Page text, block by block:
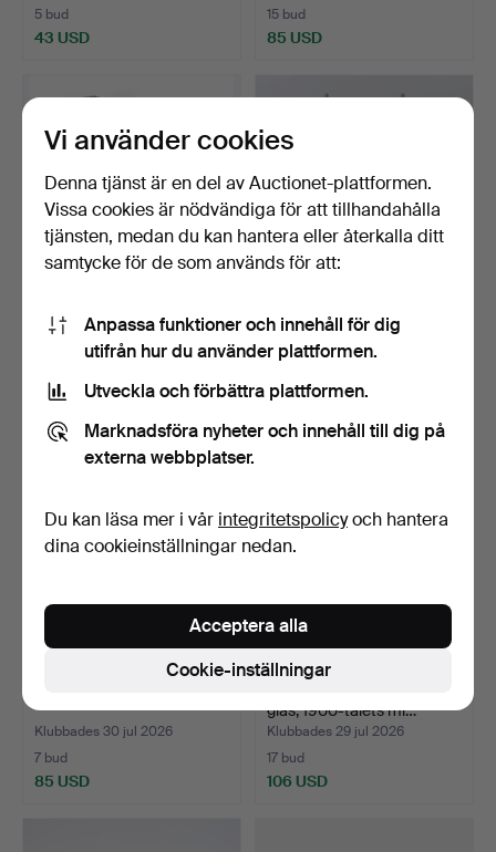
5 bud
43 USD
15 bud
85 USD
VAGNSLYKTOR, 2 st,
bemålad metall, fasetts…
Klubbades 30 jul 2026
1 bud
PAR MODERNA
Klubbades 30 jul 2026
25 bud
Klubbades 30 jul 2026
7 bud
85 USD
glas, 1900-talets mi…
Klubbades 29 jul 2026
17 bud
106 USD
Vi använder cookies
Denna tjänst är en del av Auctionet-plattformen.
Vissa cookies är nödvändiga för att tillhandahålla
tjänsten, medan du kan hantera eller återkalla ditt
samtycke för de som används för att:
Anpassa funktioner och innehåll för dig
utifrån hur du använder plattformen.
Utveckla och förbättra plattformen.
Marknadsföra nyheter och innehåll till dig på
externa webbplatser.
Du kan läsa mer i vår integritetspolicyoch hantera
dina cookieinställningar nedan.
Cookie-inställningar
Acceptera alla